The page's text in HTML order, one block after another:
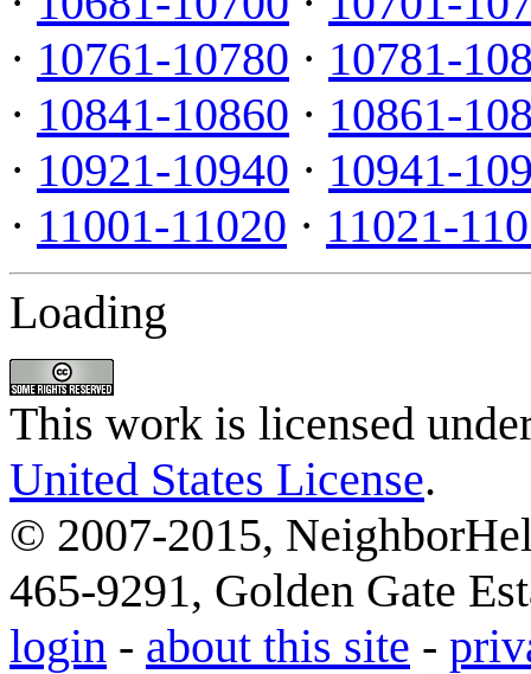
· 10761-10780 · 10781-
· 10841-10860 · 10861-
· 10921-10940 · 10941-
· 11001-11020 · 11021-
Loading
This work is licensed
United States License.
© 2007-2015,
465-9291, Golden Gate
login - about this site -